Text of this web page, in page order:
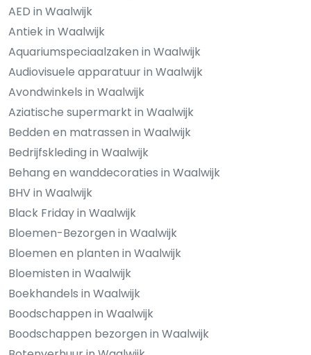
AED in Waalwijk
Antiek in Waalwijk
Aquariumspeciaalzaken in Waalwijk
Audiovisuele apparatuur in Waalwijk
Avondwinkels in Waalwijk
Aziatische supermarkt in Waalwijk
Bedden en matrassen in Waalwijk
Bedrijfskleding in Waalwijk
Behang en wanddecoraties in Waalwijk
BHV in Waalwijk
Black Friday in Waalwijk
Bloemen-Bezorgen in Waalwijk
Bloemen en planten in Waalwijk
Bloemisten in Waalwijk
Boekhandels in Waalwijk
Boodschappen in Waalwijk
Boodschappen bezorgen in Waalwijk